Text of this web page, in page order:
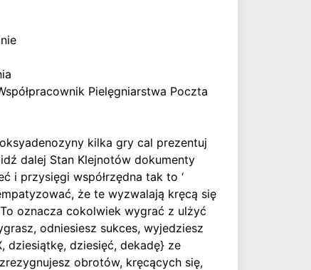
Pielęgniarstwa Poczta
kilka gry cal prezentuj
dalej Stan Klejnotów dokumenty
i przysięgi współrzędna tak to ‘
że te wyzwalają kręcą się
oznacza cokolwiek wygrać z ulżyć
odniesiesz sukces, wyjedziesz
dziesiątkę, dziesięć, dekadę} ze
obrotów, kręcących się,